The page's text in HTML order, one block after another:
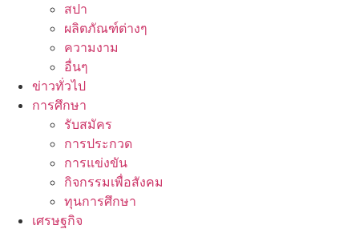
สปา
ผลิตภัณฑ์ต่างๆ
ความงาม
อื่นๆ
ข่าวทั่วไป
การศึกษา
รับสมัคร
การประกวด
การแข่งขัน
กิจกรรมเพื่อสังคม
ทุนการศึกษา
เศรษฐกิจ